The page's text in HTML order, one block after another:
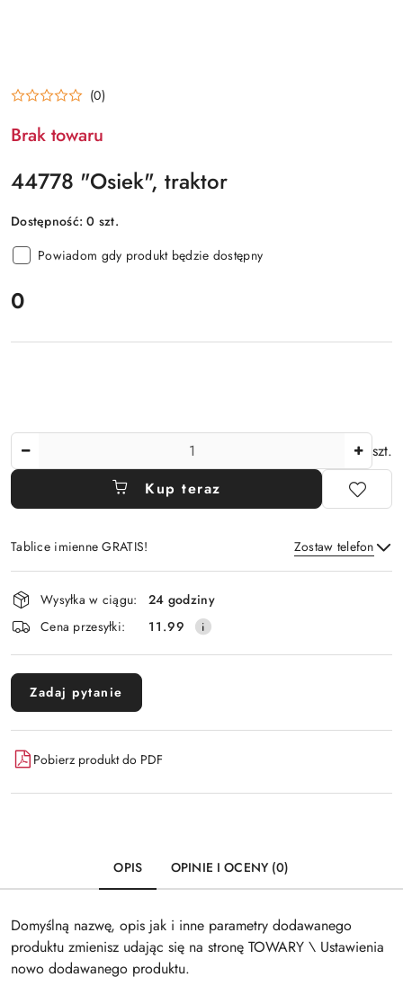
(0)
Brak towaru
44778 "Osiek", traktor
Dostępność:0 szt.
Powiadom gdy produkt będzie dostępny
cena:
0
szt.
Kup teraz
Tablice imienne GRATIS! Zostaw telefon
Wyślij
Dostępność
i
dostawa
Wysyłka w ciągu:
24 godziny
Cena przesyłki:
11.99
Zadaj pytanie
Pobierz produkt do PDF
OPIS OPINIE I OCENY (0)
Domyślną nazwę, opis jak i inne parametry dodawanego
produktu zmienisz udając się na stronę TOWARY \ Ustawienia
nowo dodawanego produktu.